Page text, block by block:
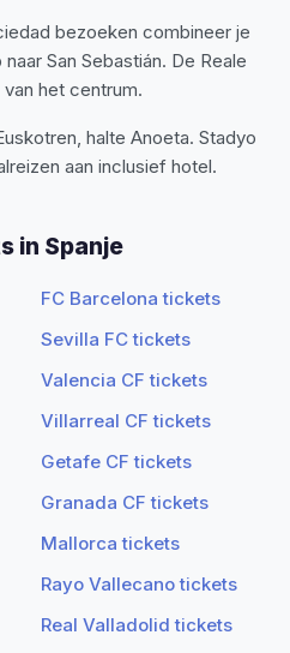
bezoeken combineer je
San Sebastián. De Reale
het centrum.
halte Anoeta. Stadyo
aan inclusief hotel.
in Spanje
FC Barcelona tickets
Sevilla FC tickets
Valencia CF tickets
Villarreal CF tickets
Getafe CF tickets
Granada CF tickets
Mallorca tickets
Rayo Vallecano tickets
Real Valladolid tickets